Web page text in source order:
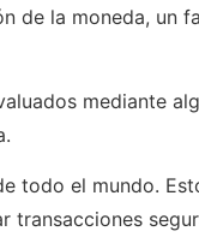
de la moneda, un
mediante
todo el mundo.
transacciones